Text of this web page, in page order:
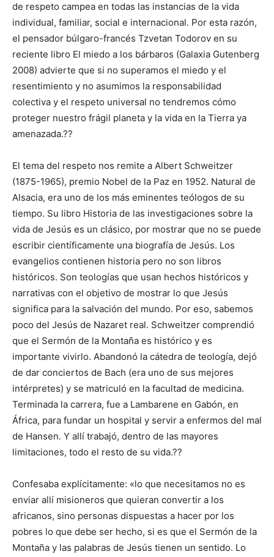
de respeto campea en todas las instancias de la vida
individual, familiar, social e internacional. Por esta razón,
el pensador búlgaro-francés Tzvetan Todorov en su
reciente libro El miedo a los bárbaros (Galaxia Gutenberg
2008) advierte que si no superamos el miedo y el
resentimiento y no asumimos la responsabilidad
colectiva y el respeto universal no tendremos cómo
proteger nuestro frágil planeta y la vida en la Tierra ya
amenazada.??
El tema del respeto nos remite a Albert Schweitzer
(1875-1965), premio Nobel de la Paz en 1952. Natural de
Alsacia, era uno de los más eminentes teólogos de su
tiempo. Su libro Historia de las investigaciones sobre la
vida de Jesús es un clásico, por mostrar que no se puede
escribir científicamente una biografía de Jesús. Los
evangelios contienen historia pero no son libros
históricos. Son teologías que usan hechos históricos y
narrativas con el objetivo de mostrar lo que Jesús
significa para la salvación del mundo. Por eso, sabemos
poco del Jesús de Nazaret real. Schweitzer comprendió
que el Sermón de la Montaña es histórico y es
importante vivirlo. Abandonó la cátedra de teología, dejó
de dar conciertos de Bach (era uno de sus mejores
intérpretes) y se matriculó en la facultad de medicina.
Terminada la carrera, fue a Lambarene en Gabón, en
África, para fundar un hospital y servir a enfermos del mal
de Hansen. Y allí trabajó, dentro de las mayores
limitaciones, todo el resto de su vida.??
Confesaba explícitamente: «lo que necesitamos no es
enviar allí misioneros que quieran convertir a los
africanos, sino personas dispuestas a hacer por los
pobres lo que debe ser hecho, si es que el Sermón de la
Montaña y las palabras de Jesús tienen un sentido. Lo